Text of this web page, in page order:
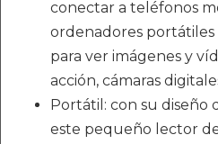
conectar a teléfonos
ordenadores portátiles
para ver imágenes y
acción, cámaras
Portátil: con su diseño
este pequeño lector de